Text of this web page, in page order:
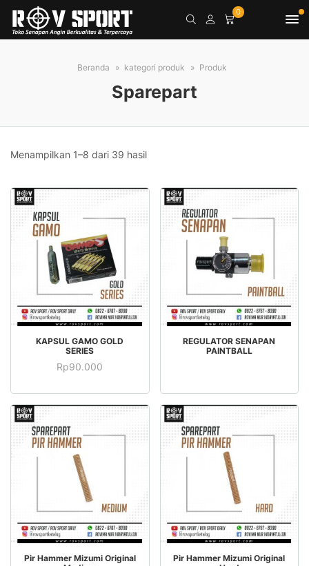
0
Beranda kategori produk Produk
Sparepart
Menampilkan 1–8 dari 39 hasil
BELI SEKARANG
KAPSUL GAMO GOLD
SERIES
Rp90.000
BACA SELENGKAPNYA
REGULATOR SENAPAN
PAINTBALL
BELI SEKARANG
Pir Hammer Mizumi Original
BELI SEKARANG
Pir Hammer Mizumi Original